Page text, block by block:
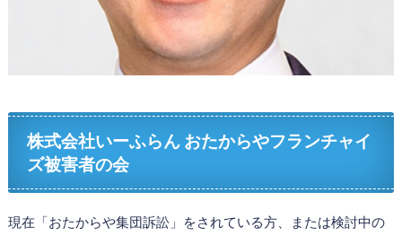
株式会社いーふらん おたからやフランチャイ
ズ被害者の会
現在「おたからや集団訴訟」をされている方、または検討中の